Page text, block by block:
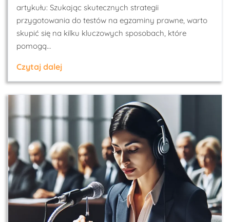
artykułu: Szukając skutecznych strategii
przygotowania do testów na egzaminy prawne, warto
skupić się na kilku kluczowych sposobach, które
pomogą…
Czytaj dalej